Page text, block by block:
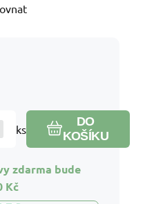
ks
DO
KOŠÍKU
zdarma bude
Kč